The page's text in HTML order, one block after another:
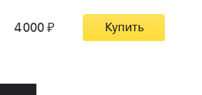
4000₽ Купить